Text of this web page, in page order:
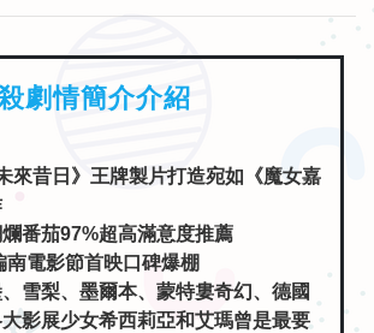
劇情簡介介紹
來昔日》王牌製片打造宛如《魔女嘉
番茄97%超高滿意度推薦
電影節首映口碑爆棚
雪梨、墨爾本、蒙特婁奇幻、德國
影展少女希西莉亞和艾瑪曾是最要